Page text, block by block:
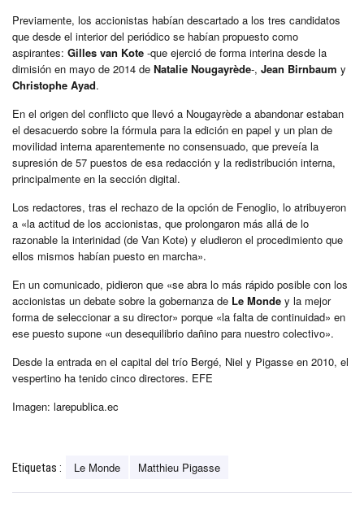
Previamente, los accionistas habían descartado a los tres candidatos
que desde el interior del periódico se habían propuesto como
aspirantes: Gilles van Kote -que ejerció de forma interina desde la
dimisión en mayo de 2014 de Natalie Nougayrède-, Jean Birnbaum y
Christophe Ayad.
En el origen del conflicto que llevó a Nougayrède a abandonar estaban
el desacuerdo sobre la fórmula para la edición en papel y un plan de
movilidad interna aparentemente no consensuado, que preveía la
supresión de 57 puestos de esa redacción y la redistribución interna,
principalmente en la sección digital.
Los redactores, tras el rechazo de la opción de Fenoglio, lo atribuyeron
a «la actitud de los accionistas, que prolongaron más allá de lo
razonable la interinidad (de Van Kote) y eludieron el procedimiento que
ellos mismos habían puesto en marcha».
En un comunicado, pidieron que «se abra lo más rápido posible con los
accionistas un debate sobre la gobernanza de Le Monde y la mejor
forma de seleccionar a su director» porque «la falta de continuidad» en
ese puesto supone «un desequilibrio dañino para nuestro colectivo».
Desde la entrada en el capital del trío Bergé, Niel y Pigasse en 2010, el
vespertino ha tenido cinco directores. EFE
Imagen: larepublica.ec
Etiquetas : Le Monde Matthieu Pigasse